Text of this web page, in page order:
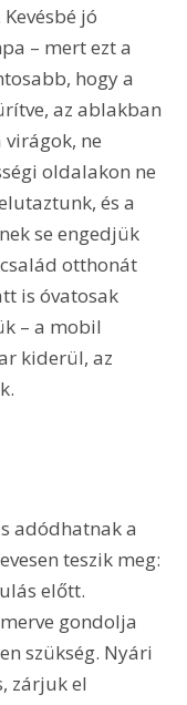
jó
– mert ezt a
hogy a
az ablakban
ne
oldalakon ne
és a
se engedjük
otthonát
is óvatosak
– a mobil
kiderül, az
adódhatnak a
teszik meg:
előtt.
gondolja
szükség. Nyári
zárjuk el